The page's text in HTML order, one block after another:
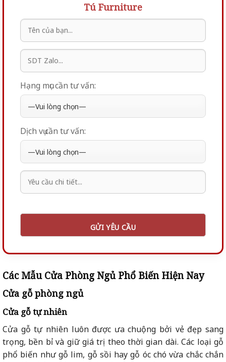
Tú Furniture
Hạng mục cần tư vấn:
Dịch vụ cần tư vấn:
Các Mẫu Cửa Phòng Ngủ Phổ Biến Hiện Nay
Cửa gỗ phòng ngủ
Cửa gỗ tự nhiên
Cửa gỗ tự nhiên luôn được ưa chuộng bởi vẻ đẹp sang
trọng, bền bỉ và giữ giá trị theo thời gian dài. Các loại gỗ
phổ biến như gỗ lim, gỗ sồi hay gỗ óc chó vừa chắc chắn